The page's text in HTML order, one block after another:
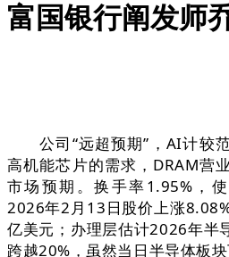
富国银行阐发师
公司“远超预期”，AI计较
高机能芯片的需求，DRAM营
市场预期。换手率1.95%，
2026年2月13日股价上涨
亿美元；办理层估计2026年半
跨越20%，虽然当日半导体板